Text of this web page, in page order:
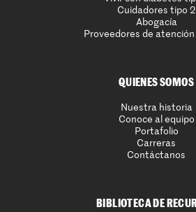
Cuidadores tipo 2
Abogacía
Proveedores de
QUIENES SOMOS
Nuestra historia
Conoce al equipo
Portafolio
Carreras
Contáctanos
BIBLIOTECA DE